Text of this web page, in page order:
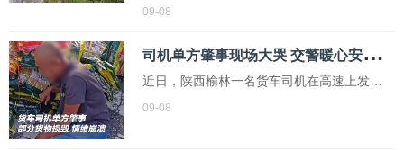
内，一名游客为捡掉落悬崖的手机翻越栏
于灌木丛中，身体多处擦伤，随时有坠落风
险。当地消防、公安接警后，立即通过无人
机定位，在崖壁周边架设支点设置保护绳，
09-08
司
机单方肇事现场大哭 交警暖心安慰温情执法
近日，陕西榆林一名货车司机在高速上发生
单方事故，因一车腐竹等食材损失严重，情
09-08